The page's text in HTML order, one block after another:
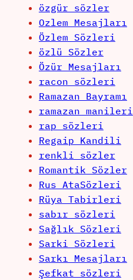
özgür sözler
Ozlem Mesajları
Özlem Sözleri
özlü Sözler
Özür Mesajları
racon sözleri
Ramazan Bayramı
ramazan manileri
rap sözleri
Regaip Kandili
renkli sözler
Romantik Sözler
Rus AtaSözleri
Rüya Tabirleri
sabır sözleri
Sağlık Sözleri
Sarki Sözleri
Sarkı Mesajları
Şefkat sözleri